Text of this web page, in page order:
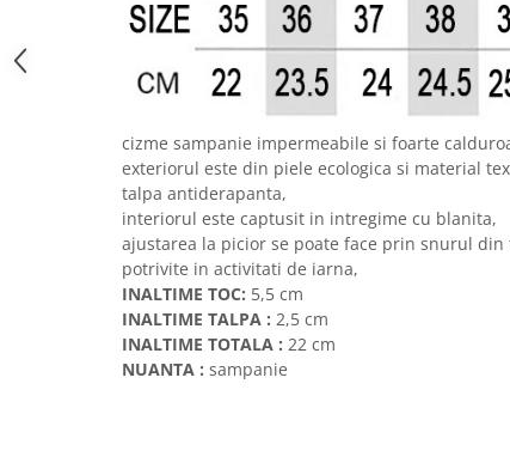
cizme sampanie impermeabile si foarte
exteriorul este din piele ecologica si material
talpa antiderapanta,
interiorul este captusit in intregime cu blanita,
ajustarea la picior se poate face prin snurul din
potrivite in activitati de iarna,
INALTIME TOC: 5,5 cm
INALTIME TALPA : 2,5 cm
INALTIME TOTALA : 22 cm
NUANTA : sampanie